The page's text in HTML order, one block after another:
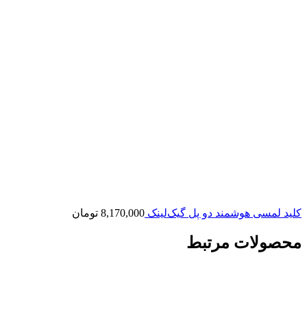
کلید لمسی هوشمند دو پل گیک‌لینک 8,170,000 تومان
محصولات مرتبط